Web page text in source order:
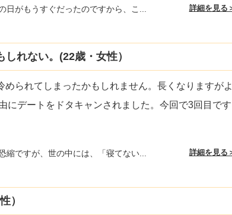
日がもうすぐだったのですから、こ... 詳細を見る
れない。(22歳・女性）
られてしまったかもしれません。長くなりますが
にデートをドタキャンされました。今回で3回目です
縮ですが、世の中には、「寝てない... 詳細を見る
）